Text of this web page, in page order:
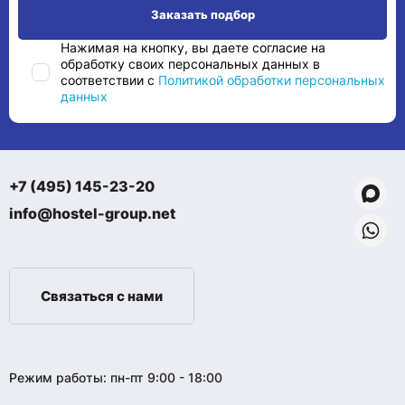
Нажимая на кнопку, вы даете согласие на
обработку своих персональных данных в
соответствии с Политикой обработки персональных
данных
Режим работы: пн-пт 9:00 - 18:00
+7 (495) 145-23-20
info@hostel-group.net
Связаться с нами